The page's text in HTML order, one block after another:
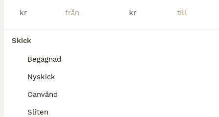
kr
kr
Skick
Begagnad
Nyskick
Oanvänd
Sliten
Linderöd